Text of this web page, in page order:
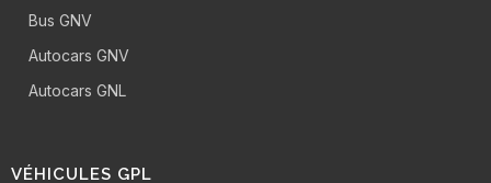
Bus GNV
Autocars GNV
Autocars GNL
VÉHICULES GPL